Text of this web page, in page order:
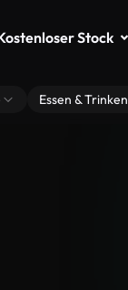
Stock
Essen & Trinken